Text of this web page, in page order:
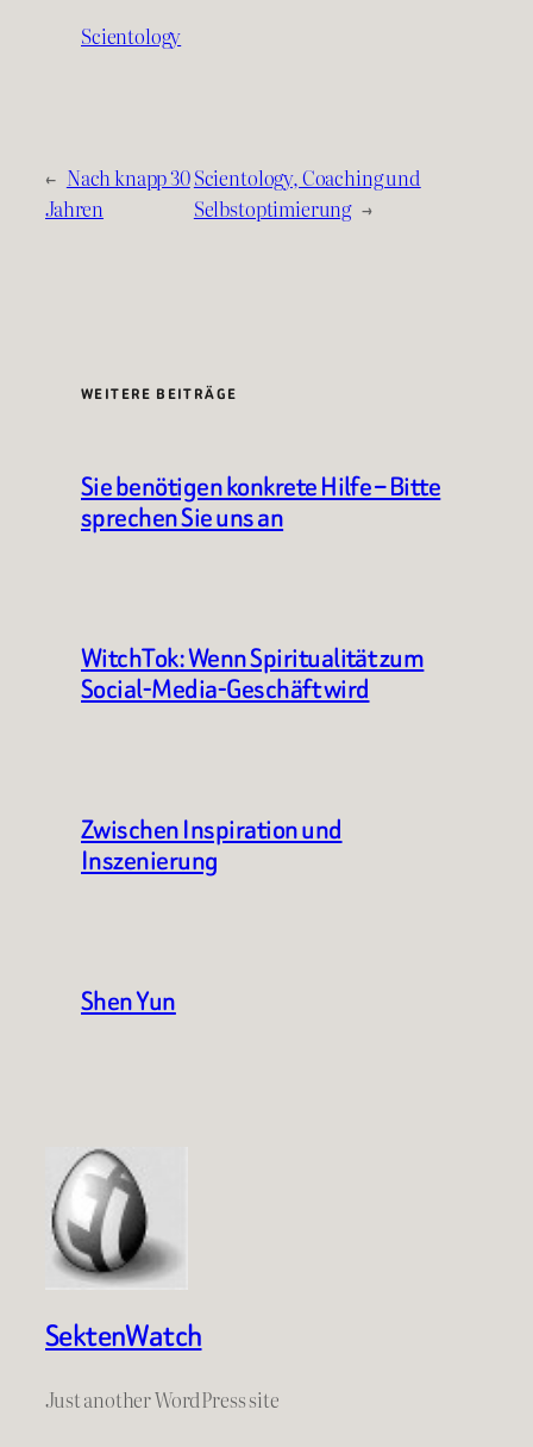
Scientology
← Nach knapp 30
Jahren
Scientology, Coaching und
Selbstoptimierung →
WEITERE BEITRÄGE
Sie benötigen konkrete Hilfe – Bitte
sprechen Sie uns an
WitchTok: Wenn Spiritualität zum
Social-Media-Geschäft wird
Zwischen Inspiration und
Inszenierung
Shen Yun
SektenWatch
Just another WordPress site